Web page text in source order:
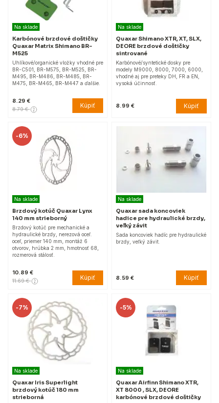
Na sklade
Karbónové brzdové doštičky
Quaxar Matrix Shimano BR-
M525
Uhlíkové/organické vložky vhodné pre
BR-C501, BR-M575, BR-M525, BR-
M495, BR-M486, BR-M485, BR-
M475, BR-M465, BR-M447 a ďalšie.
8.29 €
8.79 € Kúpiť
Na sklade
Quaxar Shimano XTR, XT, SLX,
DEORE brzdové doštičky
sintrované
Karbónové/syntetické dosky pre
modely M9000, 8000, 7000, 6000,
vhodné aj pre preteky DH, FR a EN,
vysoká účinnosť.
8.99 € Kúpiť
-6%
Na sklade
Brzdový kotúč Quaxar Lynx
140 mm strieborný
Brzdový kotúč pre mechanické a
hydraulické brzdy, nerezová oceľ.
oceľ, priemer 140 mm, montáž 6
otvorov, hrúbka 2 mm, hmotnosť 68,
rozmerová stálosť.
10.89 €
11.69 € Kúpiť
Na sklade
Quaxar sada koncoviek
hadice pre hydraulické brzdy,
veľký závit
Sada koncoviek hadíc pre hydraulické
brzdy, veľký závit.
8.59 € Kúpiť
-7%
Na sklade
Quaxar Iris Superlight
brzdový kotúč 180 mm
strieborná
-5%
Na sklade
Quaxar Airfinn Shimano XTR,
XT 8000 , SLX, DEORE
karbónové brzdové doštičky